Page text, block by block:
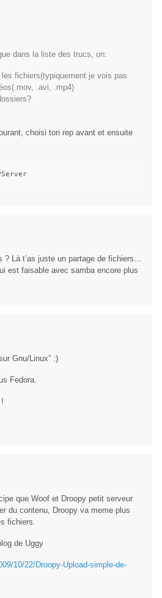
dans la liste des trucs, on:
fichiers(typiquement je vois pas
.avi, .mp4)
choisi ton rep avant et ensuite
python -m SimpleHTTPServer
? Là t’as juste un partage de fichiers…
est faisable avec samba encore plus
Gnu/Linux” :)
Fedora.
que Woof et Droopy petit serveur
du contenu, Droopy va meme plus
fichiers.
de Uggy
10/22/Droopy-Upload-simple-de-